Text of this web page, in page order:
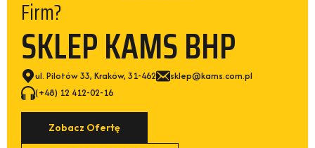
Firm?
SKLEP KAMS BHP
ul. Pilotów 33, Kraków, 31-462
sklep@kams.com.pl
(+48) 12 412-02-16
Zobacz Ofertę